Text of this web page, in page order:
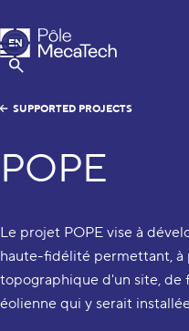
MecaTech
Menu
Show Search
EN
FR
SUPPORTED PROJECTS
POPE
Le projet POPE vise à
haute-fidélité permettant,
topographique d'un site, de
éolienne qui y serait